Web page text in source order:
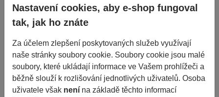
hodin
než je skladem.
Výrobce ALCAR
EAN N/A
Nastavení cookies, aby e-shop fungoval
tak, jak ho znáte
Za účelem zlepšení poskytovaných služeb využívají
naše stránky soubory cookie. Soubory cookie jsou malé
soubory, které ukládají informace ve Vašem prohlížeči a
běžně slouží k rozlišování jednotlivých uživatelů. Osoba
uživatele však není na základě těchto informací